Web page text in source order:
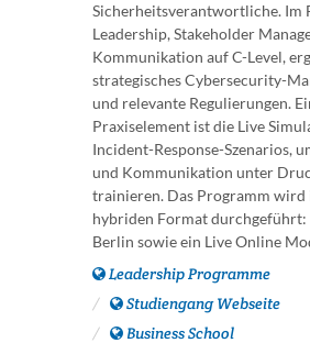
Sicherheitsverantwortliche. Im
Leadership, Stakeholder
Kommunikation auf C-Level,
strategisches Cybersecurity-
und relevante Regulierungen.
Praxiselement ist die Live
Incident-Response-Szenarios,
und Kommunikation unter
trainieren. Das Programm wird
hybriden Format durchgeführt:
Berlin sowie ein Live Online
Leadership Programme
Studiengang Webseite
Business School